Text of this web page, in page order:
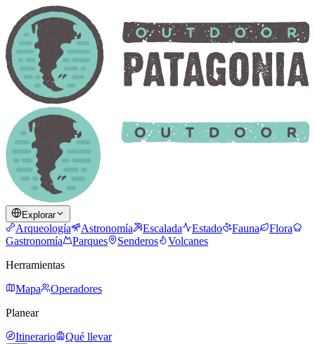
Explorar
Arqueología Astronomía Escalada Estado Fauna
Flora
Gastronomía
Parques Senderos
Volcanes
Herramientas
Mapa
Operadores
Planear
Itinerario
Qué llevar